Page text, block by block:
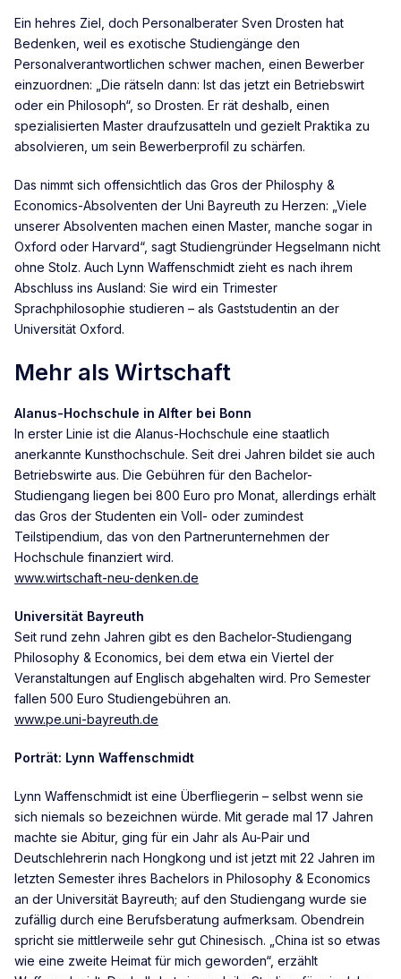
Ein hehres Ziel, doch Personalberater Sven Drosten hat
Bedenken, weil es exotische Studiengänge den
Personalverantwortlichen schwer machen, einen Bewerber
einzuordnen: „Die rätseln dann: Ist das jetzt ein Betriebswirt
oder ein Philosoph“, so Drosten. Er rät deshalb, einen
spezialisierten Master draufzusatteln und gezielt Praktika zu
absolvieren, um sein Bewerberprofil zu schärfen.
Das nimmt sich offensichtlich das Gros der Philosphy &
Economics-Absolventen der Uni Bayreuth zu Herzen: „Viele
unserer Absolventen machen einen Master, manche sogar in
Oxford oder Harvard“, sagt Studiengründer Hegselmann nicht
ohne Stolz. Auch Lynn Waffenschmidt zieht es nach ihrem
Abschluss ins Ausland: Sie wird ein Trimester
Sprachphilosophie studieren – als Gaststudentin an der
Universität Oxford.
Mehr als Wirtschaft
Alanus-Hochschule in Alfter bei Bonn
In erster Linie ist die Alanus-Hochschule eine staatlich
anerkannte Kunsthochschule. Seit drei Jahren bildet sie auch
Betriebswirte aus. Die Gebühren für den Bachelor-
Studiengang liegen bei 800 Euro pro Monat, allerdings erhält
das Gros der Studenten ein Voll- oder zumindest
Teilstipendium, das von den Partnerunternehmen der
Hochschule finanziert wird.
www.wirtschaft-neu-denken.de
Universität Bayreuth
Seit rund zehn Jahren gibt es den Bachelor-Studiengang
Philosophy & Economics, bei dem etwa ein Viertel der
Veranstaltungen auf Englisch abgehalten wird. Pro Semester
fallen 500 Euro Studiengebühren an.
www.pe.uni-bayreuth.de
Porträt: Lynn Waffenschmidt
Lynn Waffenschmidt ist eine Überfliegerin – selbst wenn sie
sich niemals so bezeichnen würde. Mit gerade mal 17 Jahren
machte sie Abitur, ging für ein Jahr als Au-Pair und
Deutschlehrerin nach Hongkong und ist jetzt mit 22 Jahren im
letzten Semester ihres Bachelors in Philosophy & Economics
an der Universität Bayreuth; auf den Studiengang wurde sie
zufällig durch eine Berufsberatung aufmerksam. Obendrein
spricht sie mittlerweile sehr gut Chinesisch. „China ist so etwas
wie eine zweite Heimat für mich geworden“, erzählt